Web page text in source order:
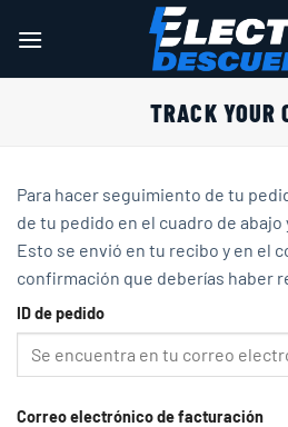
TRACK YOUR
Para hacer seguimiento de tu
de tu pedido en el cuadro de abajo
Esto se envió en tu recibo y en el
confirmación que deberías haber
ID de pedido
Correo electrónico de facturación